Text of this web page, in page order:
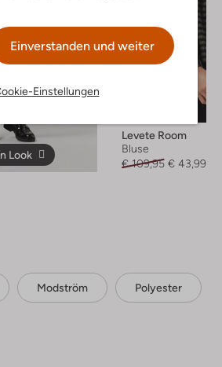
Einverstanden und weiter
Einstellungen
Look
Levete Room
Bluse
€ 109,95 € 43,99
Modström Polyester